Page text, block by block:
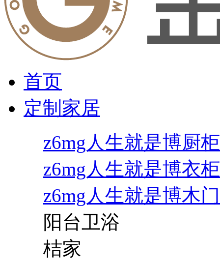
首页
定制家居
z6mg人生就是博厨柜
z6mg人生就是博衣柜
z6mg人生就是博木门
阳台卫浴
桔家